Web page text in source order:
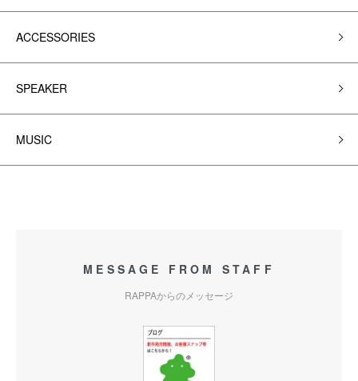
ACCESSORIES
SPEAKER
MUSIC
MESSAGE FROM STAFF
RAPPAからのメッセージ